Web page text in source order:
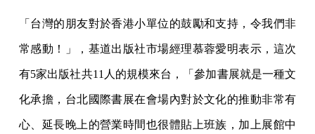
「台灣的朋友對於香港小單位的鼓勵和支持，令我們非
常感動！」，基道出版社市場經理慕蓉愛明表示，這次
有5家出版社共11人的規模來台，「參加書展就是一種文
化承擔，台北國際書展在會場內對於文化的推動非常有
心、延長晚上的營業時間也很體貼上班族，加上展館中